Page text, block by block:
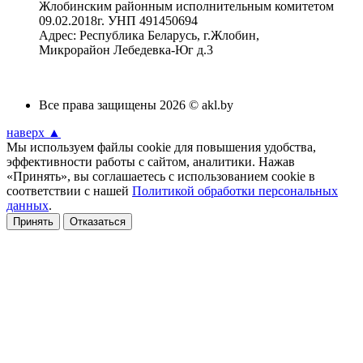
Жлобинским районным исполнительным комитетом
09.02.2018г. УНП 491450694
Адрес: Республика Беларусь, г.Жлобин,
Микрорайон Лебедевка-Юг д.3
Все права защищены 2026 © akl.by
наверх ▲
Мы используем файлы cookie для повышения удобства,
эффективности работы с сайтом, аналитики. Нажав
«Принять», вы соглашаетесь с использованием cookie в
соответствии с нашей Политикой обработки персональных
данных.
Принять Отказаться